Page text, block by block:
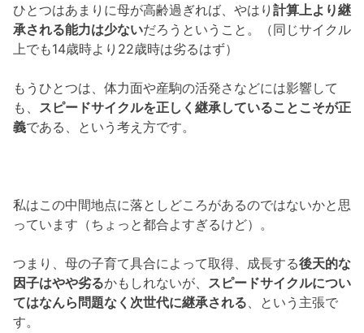
ひとつはあまりに母が高齢過ぎれば、やはり 計算上より継
承される能力は少ないだろうということ。（同じサイクル
上でも14歳時より22歳時は劣るはず）
もうひとつは、体力面や産駒の活発さなどには影響して
も、 スピードサイクルを正しく継承していることこそが正
義である、という考え方です。
私はこの中間地点に落としどころがあるのではないかと思
っています（ちょっと都合よすぎるけど）。
つまり、母の子育て具合によって取得、成長する後天的な
因子はやや劣るかもしれないが、 スピードサイクルについ
てはなんら問題なく次世代に継承される 、という主張で
す。